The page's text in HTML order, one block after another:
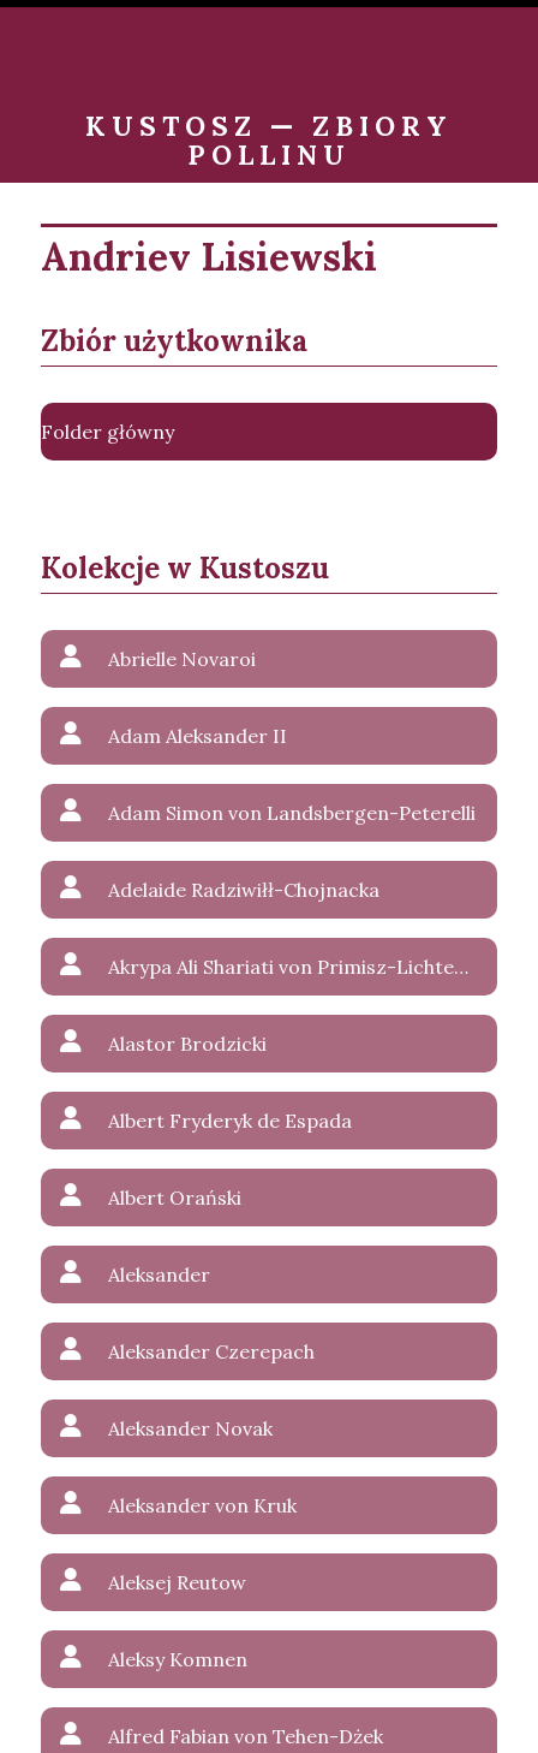
KUSTOSZ — ZBIORY
POLLINU
Andriev Lisiewski
Zbiór użytkownika
Folder główny
Kolekcje w Kustoszu
Abrielle Novaroi
Adam Aleksander II
Adam Simon von Landsbergen-Peterelli
Adelaide Radziwiłł-Chojnacka
Akrypa Ali Shariati von Primisz-Lichtenstein
Alastor Brodzicki
Albert Fryderyk de Espada
Albert Orański
Aleksander
Aleksander Czerepach
Aleksander Novak
Aleksander von Kruk
Aleksej Reutow
Aleksy Komnen
Alfred Fabian von Tehen-Dżek